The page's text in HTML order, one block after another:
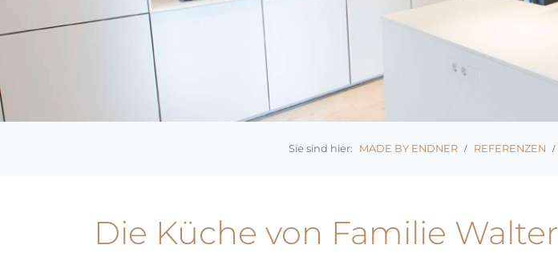
MADE BY ENDNER REFERENZEN
Die Küche von Familie Walter